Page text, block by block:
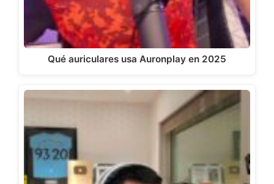
Qué auriculares usa Auronplay en 2025